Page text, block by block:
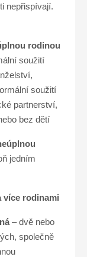
nepřispívají.
rodinou
soužití
soužití
partnerství,
bez dětí
jedním
více rodinami
– dvě nebo
společně